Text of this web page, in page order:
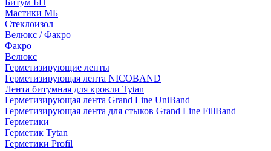
Битум БН
Мастики МБ
Стеклоизол
Велюкс / Факро
Факро
Велюкс
Герметизирующие ленты
Герметизирующая лента NICOBAND
Лента битумная для кровли Tytan
Герметизирующая лента Grand Line UniBand
Герметизирующая лента для стыков Grand Line FillBand
Герметики
Герметик Tytan
Герметики Profil